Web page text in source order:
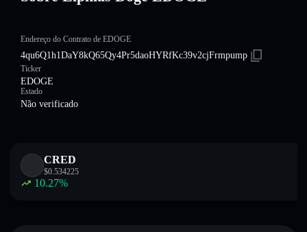
Endereço do Contrato de EDOGE
4qu6Q1h1DaY8kQ65Qy4Pr5daoHYRfKc39v2cjFrmpump
Ticker
EDOGE
Estado
Não verificado
CRED
$0.534225
10.27%